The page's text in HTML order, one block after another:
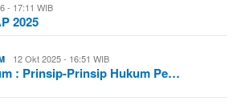
- 17:11 WIB
2025
12 Okt 2025 - 16:51 WIB
: Prinsip-Prinsip Hukum Pe…